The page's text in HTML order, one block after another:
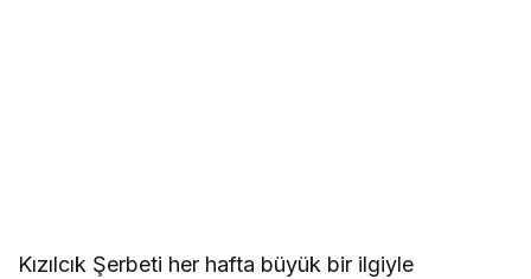
Kızılcık Şerbeti her hafta büyük bir ilgiyle